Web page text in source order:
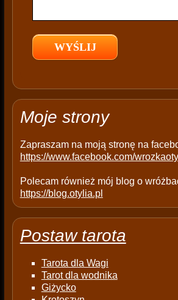
e
e
p
y
Moje strony
Zapraszam na moją stronę na
https://www.facebook.com/
Polecam również mój blog o
https://blog.otylia.pl
Postaw tarota
Tarota dla Wagi
Tarot dla wodnika
Giżycko